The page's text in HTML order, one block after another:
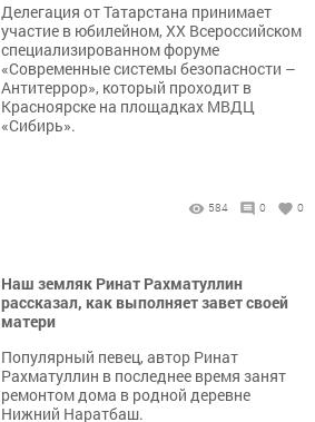
Делегация от Татарстана принимает
участие в юбилейном, XX Всероссийском
специализированном форуме
«Современные системы безопасности –
Антитеррор», который проходит в
Красноярске на площадках МВДЦ
«Сибирь».
584 0 0
Наш земляк Ринат Рахматуллин
рассказал, как выполняет завет своей
матери
Популярный певец, автор Ринат
Рахматуллин в последнее время занят
ремонтом дома в родной деревне
Нижний Наратбаш.